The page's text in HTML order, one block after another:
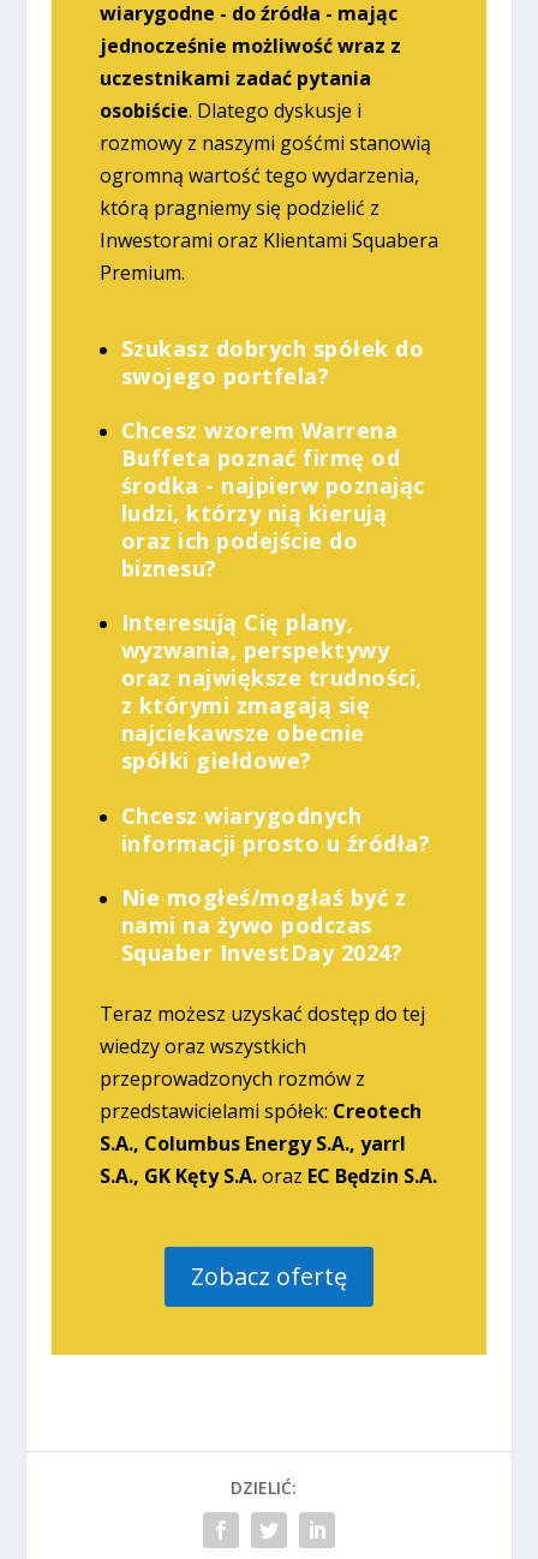
wiarygodne - do źródła - mając
jednocześnie możliwość wraz z
uczestnikami zadać pytania
osobiście. Dlatego dyskusje i
rozmowy z naszymi gośćmi stanowią
ogromną wartość tego wydarzenia,
którą pragniemy się podzielić z
Inwestorami oraz Klientami Squabera
Premium.
Szukasz dobrych spółek do
swojego portfela?
Chcesz wzorem Warrena
Buffeta poznać firmę od
środka - najpierw poznając
ludzi, którzy nią kierują
oraz ich podejście do
biznesu?
Interesują Cię plany,
wyzwania, perspektywy
oraz największe trudności,
z którymi zmagają się
najciekawsze obecnie
spółki giełdowe?
Chcesz wiarygodnych
informacji prosto u źródła?
Nie mogłeś/mogłaś być z
nami na żywo podczas
Squaber InvestDay 2024?
Teraz możesz uzyskać dostęp do tej
wiedzy oraz wszystkich
przeprowadzonych rozmów z
przedstawicielami spółek: Creotech
S.A., Columbus Energy S.A., yarrl
S.A., GK Kęty S.A.oraz EC Będzin S.A.
Zobacz ofertę
DZIELIĆ: